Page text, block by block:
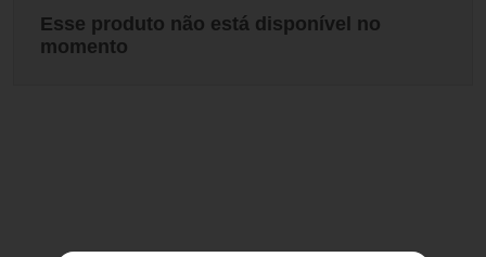
Esse produto não está disponível no
momento